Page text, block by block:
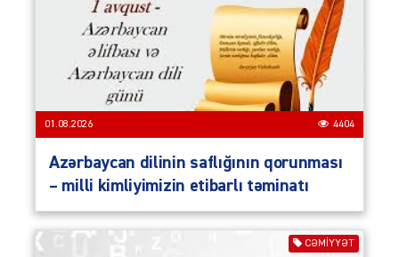
01.08.2026 4404
Azərbaycan dilinin saflığının qorunması
– milli kimliyimizin etibarlı təminatı
CƏMIYYƏT